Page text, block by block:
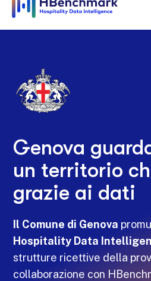
Genova
un territorio
grazie ai dati
Il Comune di Genova
Hospitality Data
strutture ricettive della
collaborazione con